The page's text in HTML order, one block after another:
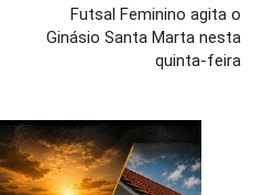
Futsal Feminino agita o
Ginásio Santa Marta nesta
quinta-feira